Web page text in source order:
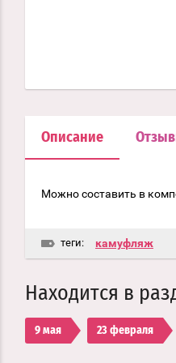
Описание
Можно составить в
теги: камуфляж
Находится в
9 мая 23 февраля